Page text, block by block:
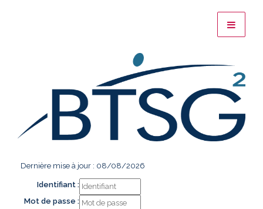
Dernière mise à jour : 08/08/2026
Identifiant :
Mot de passe :